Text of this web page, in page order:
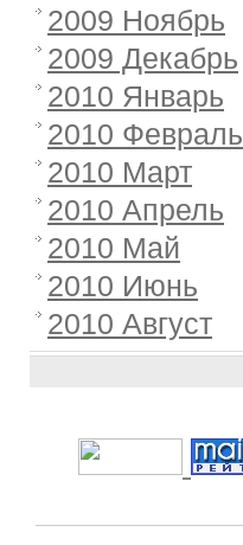
2009 Ноябрь
2009 Декабрь
2010 Январь
2010 Февраль
2010 Март
2010 Апрель
2010 Май
2010 Июнь
2010 Август